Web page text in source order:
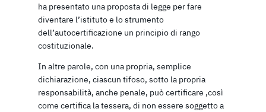
ha presentato una proposta di legge per fare
diventare l’istituto e lo strumento
dell’autocertificazione un principio di rango
costituzionale.
In altre parole, con una propria, semplice
dichiarazione, ciascun tifoso, sotto la propria
responsabilità, anche penale, può certificare ,così
come certifica la tessera, di non essere soggetto a